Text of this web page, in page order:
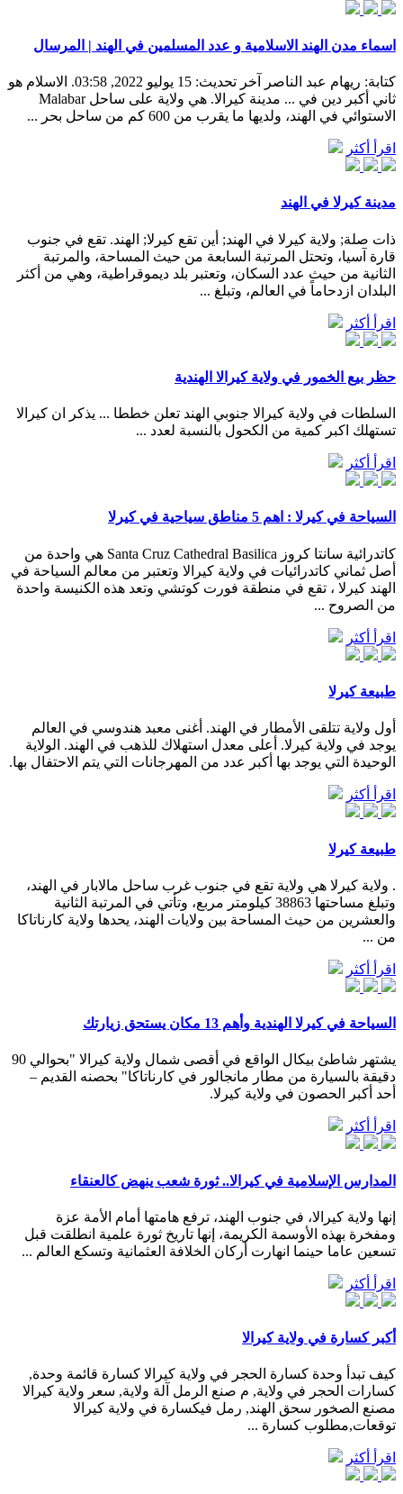
اسماء مدن الهند الاسلامية و عدد المسلمين في الهند | المرسال
كتابة: ريهام عبد الناصر آخر تحديث: 15 يوليو 2022, 03:58. الاسلام هو
ثاني أكبر دين في ... مدينة كيرالا. هي ولاية على ساحل Malabar
الاستوائي في الهند، ولديها ما يقرب من 600 كم من ساحل بحر ...
اقرأ أكثر
مدينة كيرلا في الهند
ذات صلة; ولاية كيرلا في الهند; أين تقع كيرلا; الهند. تقع في جنوب
قارة آسيا، وتحتل المرتبة السابعة من حيث المساحة، والمرتبة
الثانية من حيث عدد السكان، وتعتبر بلد ديموقراطية، وهي من أكثر
البلدان ازدحاماً في العالم، وتبلغ ...
اقرأ أكثر
حظر بيع الخمور في ولاية كيرالا الهندية
السلطات في ولاية كيرالا جنوبي الهند تعلن خططا ... يذكر ان كيرالا
تستهلك اكبر كمية من الكحول بالنسبة لعدد ...
اقرأ أكثر
السياحة في كيرلا : اهم 5 مناطق سياحية في كيرلا
كاتدرائية سانتا كروز Santa Cruz Cathedral Basilica هي واحدة من
أصل ثماني كاتدرائيات في ولاية كيرالا وتعتبر من معالم السياحة في
الهند كيرلا ، تقع في منطقة فورت كوتشي وتعد هذه الكنيسة واحدة
من الصروح ...
اقرأ أكثر
طبيعة كيرلا
أول ولاية تتلقى الأمطار في الهند. أغنى معبد هندوسي في العالم
يوجد في ولاية كيرلا. أعلى معدل استهلاك للذهب في الهند. الولاية
الوحيدة التي يوجد بها أكبر عدد من المهرجانات التي يتم الاحتفال بها.
اقرأ أكثر
طبيعة كيرلا
. ولاية كيرلا هي ولاية تقع في جنوب غرب ساحل مالابار في الهند،
وتبلغ مساحتها 38863 كيلومتر مربع، وتأتي في المرتبة الثانية
والعشرين من حيث المساحة بين ولايات الهند، يحدها ولاية كارناتاكا
من ...
اقرأ أكثر
السياحة في كيرلا الهندية وأهم 13 مكان يستحق زيارتك
يشتهر شاطئ بيكال الواقع في أقصى شمال ولاية كيرالا "بحوالي 90
دقيقة بالسيارة من مطار مانجالور في كارناتاكا" بحصنه القديم –
أحد أكبر الحصون في ولاية كيرلا.
اقرأ أكثر
المدارس الإسلامية في كيرالا.. ثورة شعب ينهض كالعنقاء
إنها ولاية كيرالا، في جنوب الهند، ترفع هامتها أمام الأمة عزة
ومفخرة بهذه الأوسمة الكريمة، إنها تاريخ ثورة علمية انطلقت قبل
تسعين عاما حينما انهارت أركان الخلافة العثمانية وتسكع العالم ...
اقرأ أكثر
أكبر كسارة في ولاية كيرالا
كيف تبدأ وحدة كسارة الحجر في ولاية كيرالا كسارة قائمة وحدة,
كسارات الحجر في ولاية, م صنع الرمل آلة ولاية, سعر ولاية كيرالا
مصنع الصخور سحق الهند, رمل فيكسارة في ولاية كيرالا
توقعات,مطلوب كسارة ...
اقرأ أكثر